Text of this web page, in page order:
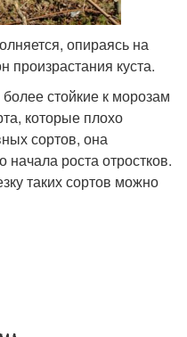
опираясь на
произрастания куста.
стойкие к морозам
которые плохо
сортов, она
роста отростков.
таких сортов можно